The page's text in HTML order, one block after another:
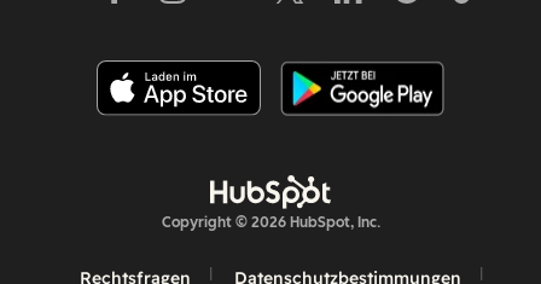
Copyright © 2026 HubSpot, Inc.
Rechtsfragen Datenschutzbestimmungen